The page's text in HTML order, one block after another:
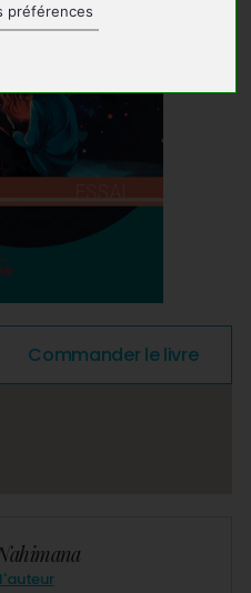
préférences
Commander le livre